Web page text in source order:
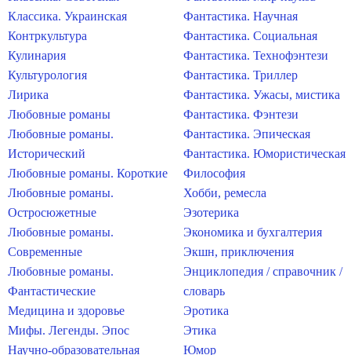
Классика. Украинская
Контркультура
Кулинария
Культурология
Лирика
Любовные романы
Любовные романы.
Исторический
Любовные романы. Короткие
Любовные романы.
Остросюжетные
Любовные романы.
Современные
Любовные романы.
Фантастические
Медицина и здоровье
Мифы. Легенды. Эпос
Научно-образовательная
Фантастика. Научная
Фантастика. Социальная
Фантастика. Технофэнтези
Фантастика. Триллер
Фантастика. Ужасы, мистика
Фантастика. Фэнтези
Фантастика. Эпическая
Фантастика. Юмористическая
Философия
Хобби, ремесла
Эзотерика
Экономика и бухгалтерия
Экшн, приключения
Энциклопедия / справочник /
словарь
Эротика
Этика
Юмор